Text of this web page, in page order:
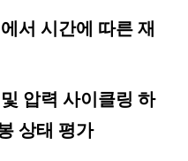
서 시간에 따른 재
압력 사이클링 하
상태 평가